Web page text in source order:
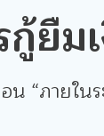
ยืม
ภายในร